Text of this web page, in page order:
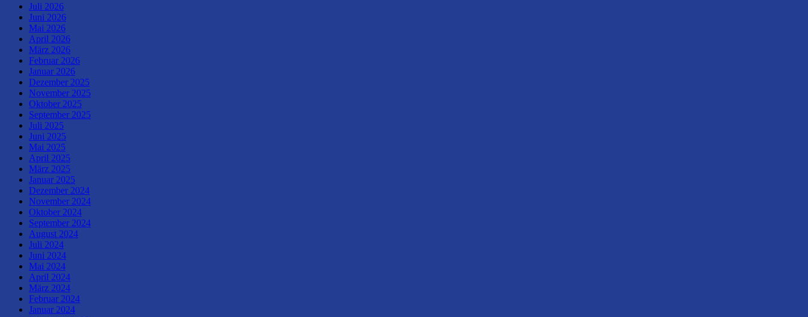
Juli 2026
Juni 2026
Mai 2026
April 2026
März 2026
Februar 2026
Januar 2026
Dezember 2025
November 2025
Oktober 2025
September 2025
Juli 2025
Juni 2025
Mai 2025
April 2025
März 2025
Januar 2025
Dezember 2024
November 2024
Oktober 2024
September 2024
August 2024
Juli 2024
Juni 2024
Mai 2024
April 2024
März 2024
Februar 2024
Januar 2024